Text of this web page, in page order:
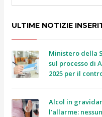
ULTIME NOTIZIE
Ministero della
sul processo di
2025 per il
Alcol in
l’allarme: